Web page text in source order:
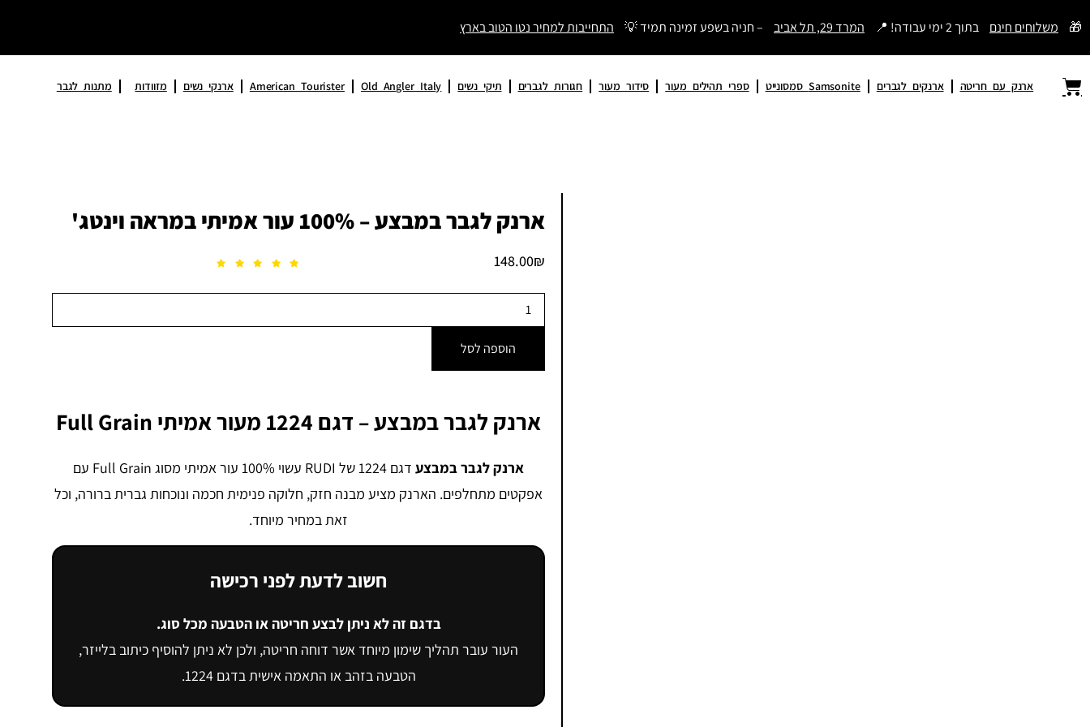
דילוג
🎁 משלוחים חינם בתוך 2 ימי עבודה! 📍 המרד 29, תל אביב – חניה בשפע זמינה תמיד 💡 התחייבות למחיר נטו הטוב בארץ
ארנק עם חריטה ארנקים לגברים Samsonite סמסונייט ספרי תהילים מעור סידור מעור חגורות לגברים תיקי נשים Old Angler Italy
American Tourister ארנקי נשים מזוודות
ארנק לגבר במבצע – 100% עור אמיתי במראה וינטג'
148.00₪
הוספה לסל
ארנק לגבר במבצע – דגם 1224 מעור אמיתי Full Grain
ארנק לגבר במבצע
דגם 1224 של RUDI עשוי 100% עור אמיתי מסוג Full Grain עם
אפקטים מתחלפים. הארנק מציע מבנה חזק, חלוקה פנימית חכמה ונוכחות גברית ברורה, וכל
זאת במחיר מיוחד.
חשוב לדעת לפני רכישה
בדגם זה לא ניתן לבצע חריטה או הטבעה מכל סוג.
העור עובר תהליך שימון מיוחד אשר דוחה חריטה, ולכן לא ניתן להוסיף כיתוב בלייזר,
הטבעה בזהב או התאמה אישית בדגם 1224.